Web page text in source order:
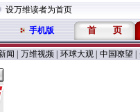
设万维读者为首页
手机版 首 页
闻 万维视频 环球大观 中国嘹望